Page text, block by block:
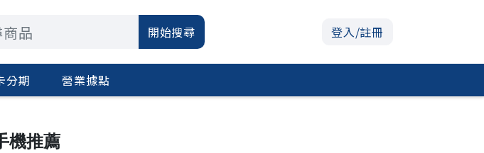
開始搜尋 登入/註冊
分期 營業據點
機推薦